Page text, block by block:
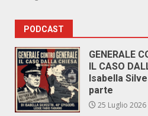
PODCAST
GENERALE
IL CASO
Isabella
parte
25 Luglio 2026